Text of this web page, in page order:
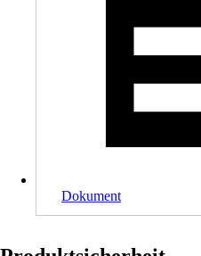
Dokument